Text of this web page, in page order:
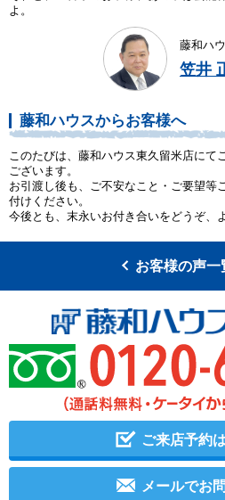
よ。
藤和ハ
笠井
藤和ハウスからお客様へ
このたびは、藤和ハウス東久留米店にて
ございます。
お引渡し後も、ご不安なこと・ご要望等
付けください。
今後とも、末永いお付き合いをどうぞ、
お客様の声一
ご来店予約
メールでお